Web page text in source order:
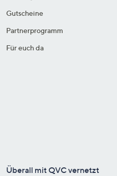
Gutscheine
Partnerprogramm
Für euch da
Überall mit QVC vernetzt